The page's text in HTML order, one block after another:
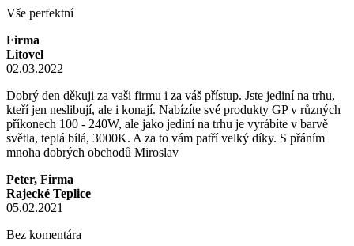
Vše perfektní
Firma
Litovel
02.03.2022
Dobrý den děkuji za vaši firmu i za váš přístup. Jste jediní na trhu,
kteří jen neslibují, ale i konají. Nabízíte své produkty GP v různých
příkonech 100 - 240W, ale jako jediní na trhu je vyrábíte v barvě
světla, teplá bílá, 3000K. A za to vám patří velký díky. S přáním
mnoha dobrých obchodů Miroslav
Peter, Firma
Rajecké Teplice
05.02.2021
Bez komentára